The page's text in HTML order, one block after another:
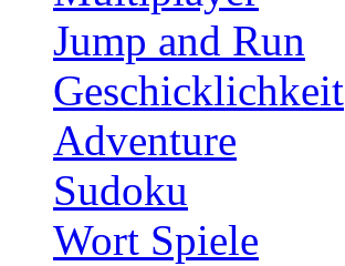
Jump and Run
Geschicklichkeit
Adventure
Sudoku
Wort Spiele